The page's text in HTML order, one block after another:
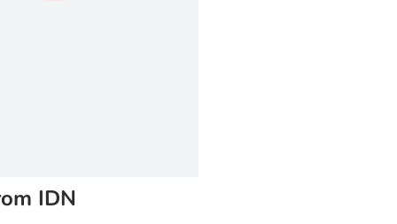
IDN